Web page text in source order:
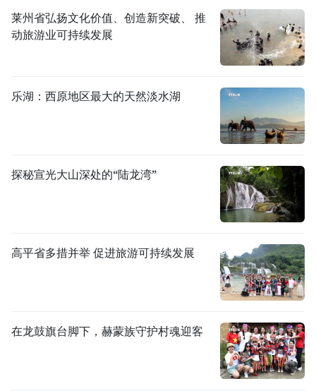
莱州省弘扬文化价值、创造新突破、 推
动旅游业可持续发展
乐湖：西原地区最大的天然淡水湖
探秘宣光大山深处的“陆龙湾”
高平省多措并举 促进旅游可持续发展
在龙鼓旗台脚下，赫蒙族守护村魂迎客